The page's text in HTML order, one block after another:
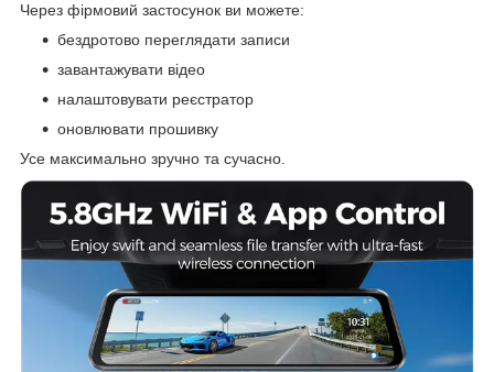
Через фірмовий застосунок ви можете:
бездротово переглядати записи
завантажувати відео
налаштовувати реєстратор
оновлювати прошивку
Усе максимально зручно та сучасно.